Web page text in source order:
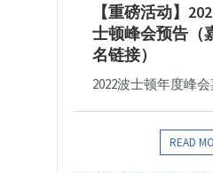
【重磅活动】
士顿峰会预告（
名链接）
2022波士顿年度峰
READ